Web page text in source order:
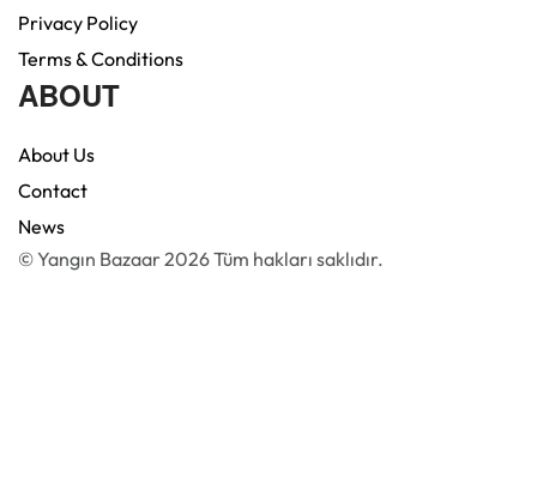
Privacy Policy
Terms & Conditions
ABOUT
About Us
Contact
News
© Yangın Bazaar 2026 Tüm hakları saklıdır.